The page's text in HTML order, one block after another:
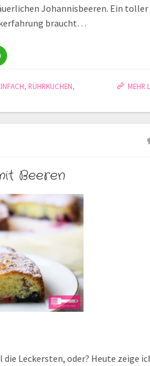
Johannisbeeren. Ein toller
braucht…
MEHR
, RÜHRKUCHEN,
Beeren
Leckersten, oder? Heute zeige